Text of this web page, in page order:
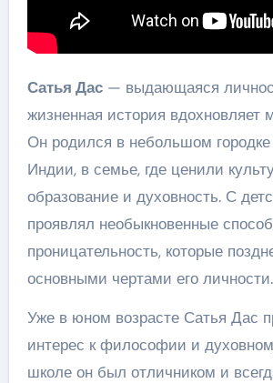
Сатья Дас— выдающаяся
жизненная история вдохновляет
Он родился в небольшом городке
Индии, в семье, где ценили
образование и духовность. С
проявлял необыкновенные
проницательность, которые
основными чертами его личности.
Уже в юном возрасте Сатья Дас
интерес к философии и
школе он был отличником и